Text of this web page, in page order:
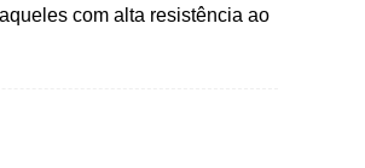
com alta resistência ao